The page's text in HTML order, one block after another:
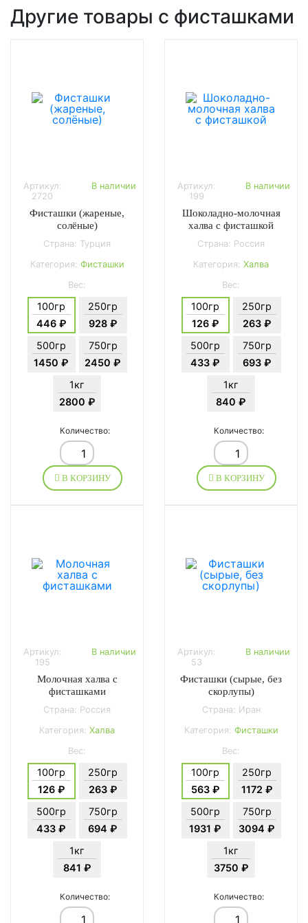
Другие товары с фисташками
Артикул:
2720
В наличии
Фисташки (жареные,
солёные)
Страна: Турция
Категория: Фисташки
Вес:
100гр
446 ₽
250гр
928 ₽
500гр
1450 ₽
750гр
2450 ₽
1кг
2800 ₽
Количество:
В КОРЗИНУ
Артикул:
199
В наличии
Шоколадно-молочная
халва с фисташкой
Страна: Россия
Категория: Халва
Вес:
100гр
126 ₽
250гр
263 ₽
500гр
433 ₽
750гр
693 ₽
1кг
840 ₽
Количество:
В КОРЗИНУ
Артикул:
195
В наличии
Молочная халва с
фисташками
Страна: Россия
Категория: Халва
Вес:
100гр
126 ₽
250гр
263 ₽
500гр
433 ₽
750гр
694 ₽
1кг
841 ₽
Количество:
Артикул:
53
В наличии
Фисташки (сырые, без
скорлупы)
Страна: Иран
Категория: Фисташки
Вес:
100гр
563 ₽
250гр
1172 ₽
500гр
1931 ₽
750гр
3094 ₽
1кг
3750 ₽
Количество: